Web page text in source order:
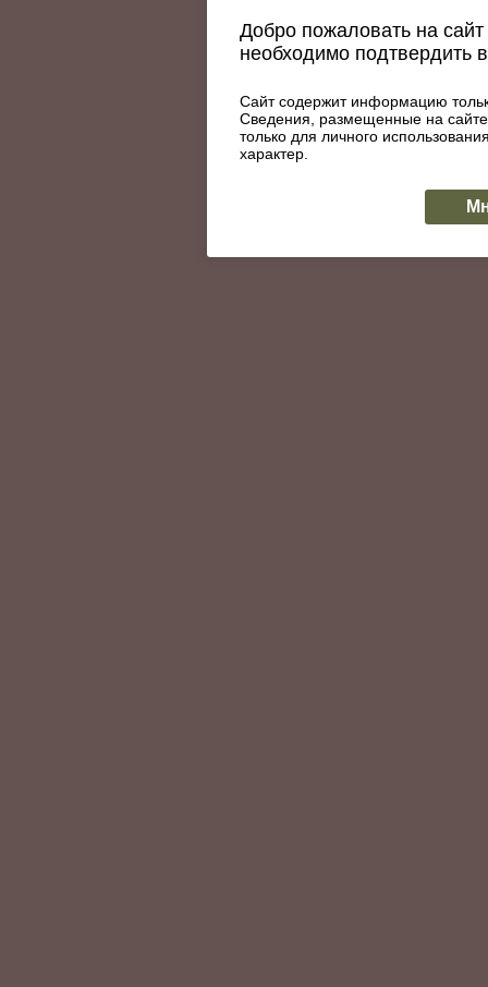
Добро пожаловать на
необходимо подтвердить
Сайт содержит информацию
Сведения, размещенные на
только для личного
характер.